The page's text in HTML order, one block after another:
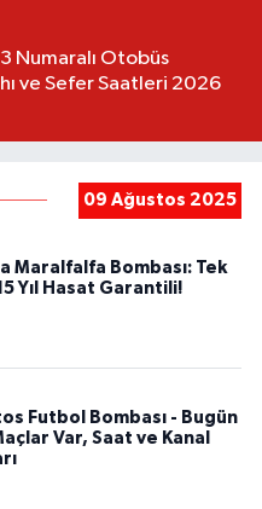
Numaralı Otobüs
ve Sefer Saatleri 2026
09 Ağustos 2025
Maralfalfa Bombası: Tek
Yıl Hasat Garantili!
Futbol Bombası - Bugün
Var, Saat ve Kanal